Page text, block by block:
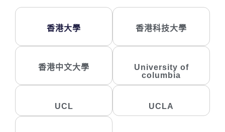
香港大學 香港科技大學
香港中文大學
University of
columbia
UCL UCLA